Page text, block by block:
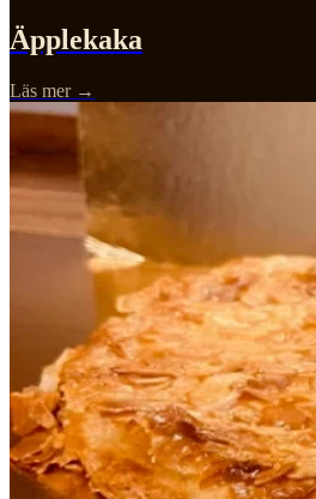
Äpplekaka
Läs mer →